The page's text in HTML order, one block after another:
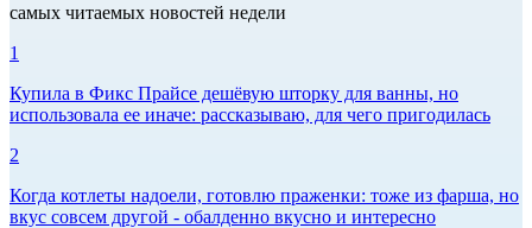
самых читаемых новостей недели
1
Купила в Фикс Прайсе дешёвую шторку для ванны, но
использовала ее иначе: рассказываю, для чего пригодилась
2
Когда котлеты надоели, готовлю праженки: тоже из фарша, но
вкус совсем другой - обалденно вкусно и интересно